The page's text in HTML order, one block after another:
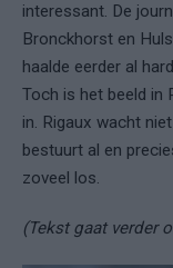
interessant. De
Bronckhorst en
haalde eerder al
Toch is het beeld in
in. Rigaux wacht
bestuurt al en
zoveel los.
(Tekst gaat verder